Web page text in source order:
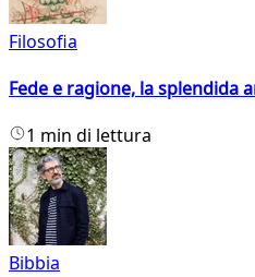
Filosofia
Fede e ragione, la splendida
1 min di lettura
Bibbia